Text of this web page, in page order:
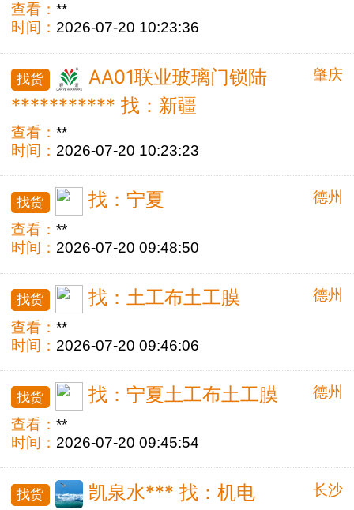
查看：**
时间： 2026-07-20 10:23:36
肇庆
找货
AA01联业玻璃门锁陆
*********** 找：新疆
查看：**
时间： 2026-07-20 10:23:23
德州
找货 找：宁夏
查看：**
时间： 2026-07-20 09:48:50
德州
找货 找：土工布土工膜
查看：**
时间： 2026-07-20 09:46:06
德州
找货 找：宁夏土工布土工膜
查看：**
时间： 2026-07-20 09:45:54
长沙
找货 凯泉水*** 找：机电